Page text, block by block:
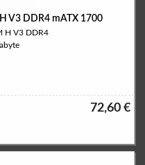
V3 DDR4 mATX 1700
H V3 DDR4
72,60 €